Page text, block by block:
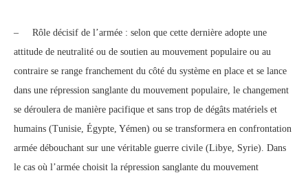
– Rôle décisif de l’armée : selon que cette dernière adopte une
attitude de neutralité ou de soutien au mouvement populaire ou au
contraire se range franchement du côté du système en place et se lance
dans une répression sanglante du mouvement populaire, le changement
se déroulera de manière pacifique et sans trop de dégâts matériels et
humains (Tunisie, Égypte, Yémen) ou se transformera en confrontation
armée débouchant sur une véritable guerre civile (Libye, Syrie). Dans
le cas où l’armée choisit la répression sanglante du mouvement